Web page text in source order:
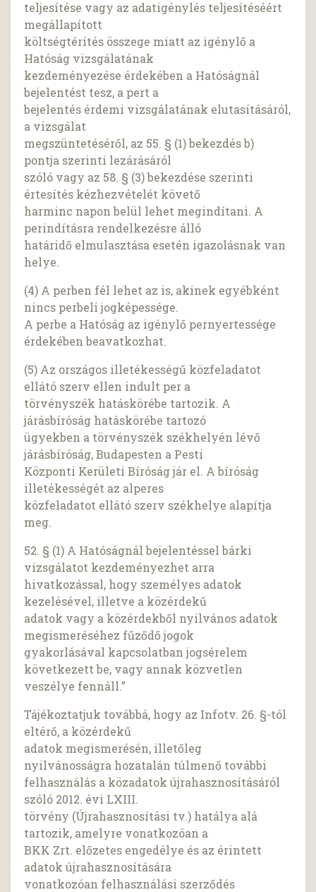
teljesítése vagy az adatigénylés teljesítéséért
megállapított
költségtérítés összege miatt az igénylő a
Hatóság vizsgálatának
kezdeményezése érdekében a Hatóságnál
bejelentést tesz, a pert a
bejelentés érdemi vizsgálatának elutasításáról,
a vizsgálat
megszüntetéséről, az 55. § (1) bekezdés b)
pontja szerinti lezárásáról
szóló vagy az 58. § (3) bekezdése szerinti
értesítés kézhezvételét követő
harminc napon belül lehet megindítani. A
perindításra rendelkezésre álló
határidő elmulasztása esetén igazolásnak van
helye.
(4) A perben fél lehet az is, akinek egyébként
nincs perbeli jogképessége.
A perbe a Hatóság az igénylő pernyertessége
érdekében beavatkozhat.
(5) Az országos illetékességű közfeladatot
ellátó szerv ellen indult per a
törvényszék hatáskörébe tartozik. A
járásbíróság hatáskörébe tartozó
ügyekben a törvényszék székhelyén lévő
járásbíróság, Budapesten a Pesti
Központi Kerületi Bíróság jár el. A bíróság
illetékességét az alperes
közfeladatot ellátó szerv székhelye alapítja
meg.
52. § (1) A Hatóságnál bejelentéssel bárki
vizsgálatot kezdeményezhet arra
hivatkozással, hogy személyes adatok
kezelésével, illetve a közérdekű
adatok vagy a közérdekből nyilvános adatok
megismeréséhez fűződő jogok
gyakorlásával kapcsolatban jogsérelem
következett be, vagy annak közvetlen
veszélye fennáll.”
Tájékoztatjuk továbbá, hogy az Infotv. 26. §-tól
eltérő, a közérdekű
adatok megismerésén, illetőleg
nyilvánosságra hozatalán túlmenő további
felhasználás a közadatok újrahasznosításáról
szóló 2012. évi LXIII.
törvény (Újrahasznosítási tv.) hatálya alá
tartozik, amelyre vonatkozóan a
BKK Zrt. előzetes engedélye és az érintett
adatok újrahasznosítására
vonatkozóan felhasználási szerződés